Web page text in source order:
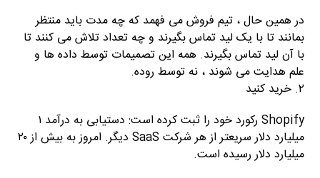
در همین حال ، تیم فروش می فهمد که چه مدت باید منتظر
بمانند تا با یک لید تماس بگیرند و چه تعداد تلاش می کنند تا
با آن لید تماس بگیرند. همه این تصمیمات توسط داده ها و
علم هدایت می شوند ، نه توسط روده.
۲. خرید کنید
Shopify رکورد خود را ثبت کرده است: دستیابی به درآمد ۱
میلیارد دلار سریعتر از هر شرکت SaaS دیگر. امروز به بیش از ۲۰
میلیارد دلار رسیده است.